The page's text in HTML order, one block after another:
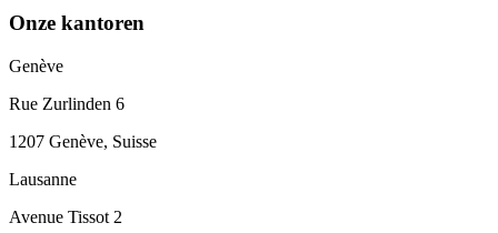
Onze kantoren
Genève
Rue Zurlinden 6
1207 Genève, Suisse
Lausanne
Avenue Tissot 2